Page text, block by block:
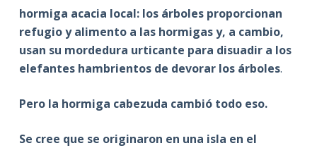
hormiga acacia local: los árboles proporcionan
refugio y alimento a las hormigas y, a cambio,
usan su mordedura urticante para disuadir a los
elefantes hambrientos de devorar los árboles.
Pero la hormiga cabezuda cambió todo eso.
Se cree que se originaron en una isla en el